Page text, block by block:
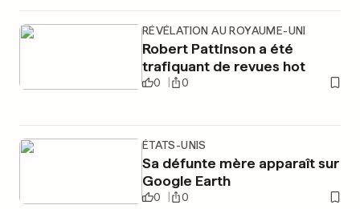
RÉVÉLATION AU ROYAUME-UNI
Robert Pattinson a été
trafiquant de revues hot
0 0
ÉTATS-UNIS
Sa défunte mère apparaît sur
Google Earth
0 0